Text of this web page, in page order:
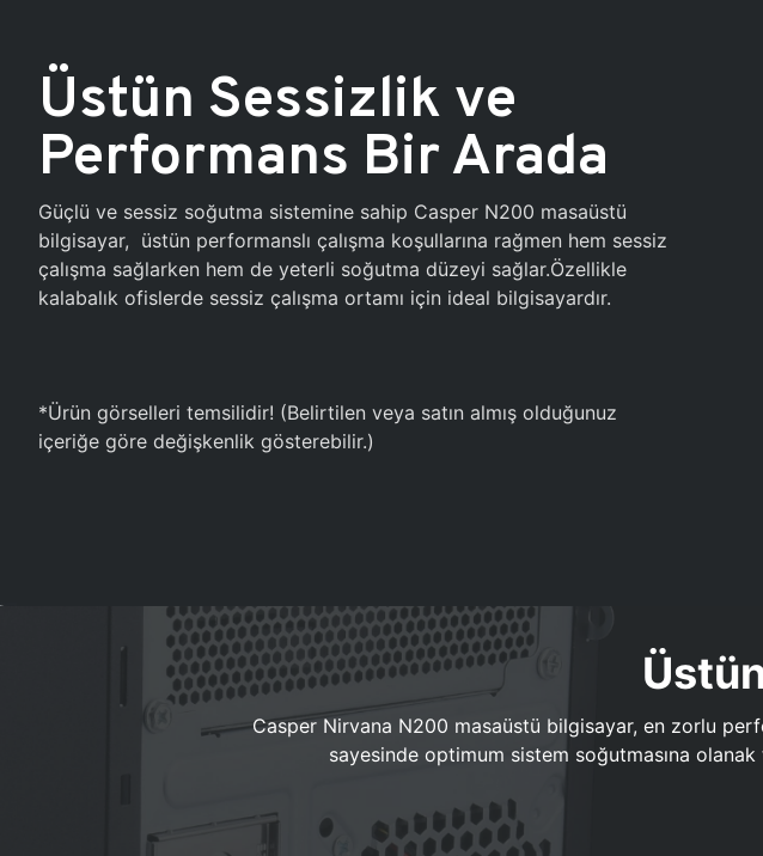
Üstün Sessizlik ve
Performans Bir Arada
Güçlü ve sessiz soğutma sistemine sahip Casper N200 masaüstü
bilgisayar, üstün performanslı çalışma koşullarına rağmen hem sessiz
çalışma sağlarken hem de yeterli soğutma düzeyi sağlar.Özellikle
kalabalık ofislerde sessiz çalışma ortamı için ideal bilgisayardır.
*Ürün görselleri temsilidir! (Belirtilen veya satın almış olduğunuz
içeriğe göre değişkenlik gösterebilir.)
Casper Nirvana N200 masaüstü bilgisayar, en zorlu
sayesinde optimum sistem soğutmasına